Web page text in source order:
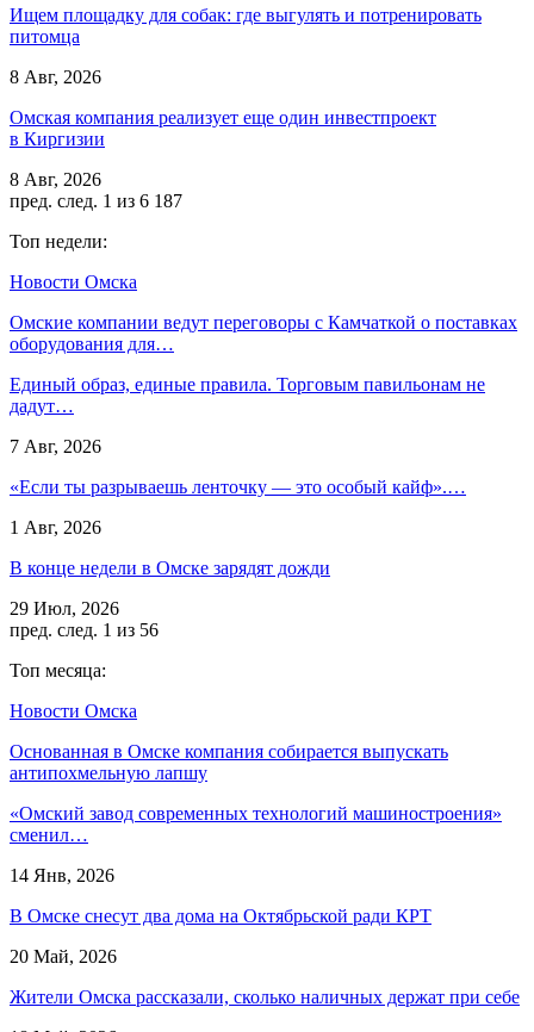
Ищем площадку для собак: где выгулять и потренировать
питомца
8 Авг, 2026
Омская компания реализует еще один инвестпроект
в Киргизии
8 Авг, 2026
пред. след. 1 из 6 187
Топ недели:
Новости Омска
Омские компании ведут переговоры с Камчаткой о поставках
оборудования для…
Единый образ, единые правила. Торговым павильонам не
дадут…
7 Авг, 2026
«Если ты разрываешь ленточку — это особый кайф».…
1 Авг, 2026
В конце недели в Омске зарядят дожди
29 Июл, 2026
пред. след. 1 из 56
Топ месяца:
Новости Омска
Основанная в Омске компания собирается выпускать
антипохмельную лапшу
«Омский завод современных технологий машиностроения»
сменил…
14 Янв, 2026
В Омске снесут два дома на Октябрьской ради КРТ
20 Май, 2026
Жители Омска рассказали, сколько наличных держат при себе